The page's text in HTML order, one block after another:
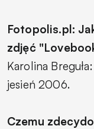
Fotopolis.pl:
zdjęć
Karolina
jesień 2006.
Czemu